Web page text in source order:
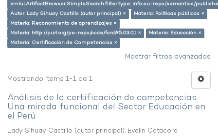
xmlui.ArtifactBrowser.SimpleSearch.filter.type: info:eu-repo/semantics/
Autor: Lady Sihuay Castillo (autor principal) ×
Materia: Políticas públicas ×
Materia: Reconomiento de aprendizajes ×
Materia: http://purl.org/pe-repo/ocde/ford#5.03.01 ×
Materia: Educación ×
Materia: Certificación de Competencias ×
Mostrar filtros avanzados
Mostrando ítems 1-1 de 1
Análisis de la certificación de competencias:
Una mirada funcional del Sector Educación en
el Perú
Lady Sihuay Castillo (autor principal); Evelin Catacora